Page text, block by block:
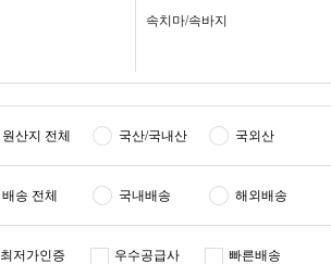
속치마/속바지
원산지 전체 국산/국내산 국외산
배송 전체 국내배송 해외배송
최저가인증 우수공급사 빠른배송